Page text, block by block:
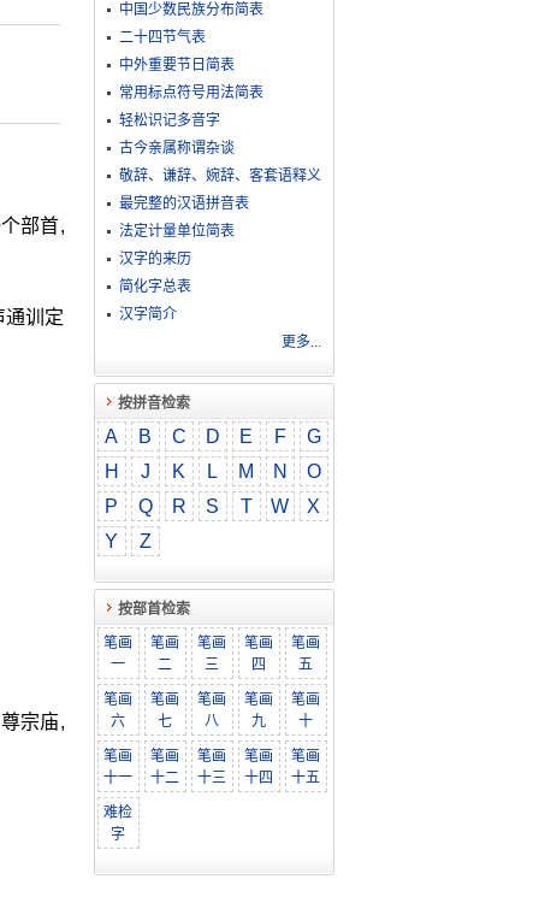
部首,
训定
宗庙,
中国少数民族分布简表
二十四节气表
中外重要节日简表
常用标点符号用法简表
轻松识记多音字
古今亲属称谓杂谈
敬​辞​、​谦​辞​、​婉​辞​、​客​套​语​释​义
最完整的汉语拼音表
法定计量单位简表
汉字的来历
简化字总表
汉字简介
更多...
按拼音检索
A B C D E F
G
H
J K L M N
O
P
Q R S T W
X
Y
Z
按部首检索
笔画
一
笔画
二
笔画
三
笔画
四
笔画
五
笔画
六
笔画
七
笔画
八
笔画
九
笔画
十
笔画
十一
笔画
十二
笔画
十三
笔画
十四
笔画
十五
难检
字